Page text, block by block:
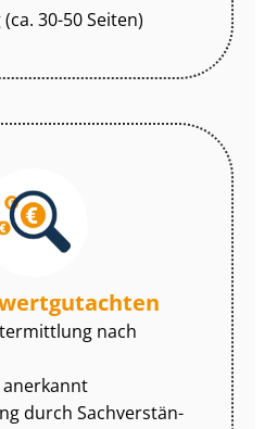
30-50 Seiten)
nach
anerkannt
durch Sach­ver­stän­